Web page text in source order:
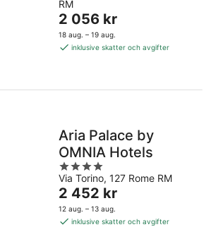
of
5
RM
Priset
är
2 056 kr
2 056 kr
18 aug. – 19 aug.
inklusive skatter och avgifter
Aria Palace by
OMNIA Hotels
4
out
of
5
Via Torino, 127 Rome RM
Priset
är
2 452 kr
2 452 kr
12 aug. – 13 aug.
inklusive skatter och avgifter